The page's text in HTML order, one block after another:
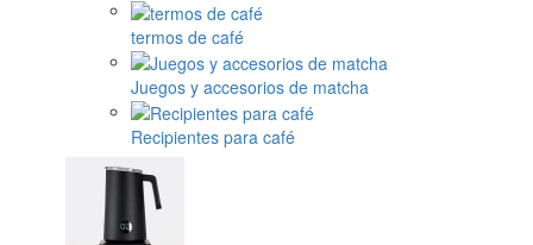
termos de café
Juegos y accesorios de matcha
Recipientes para café